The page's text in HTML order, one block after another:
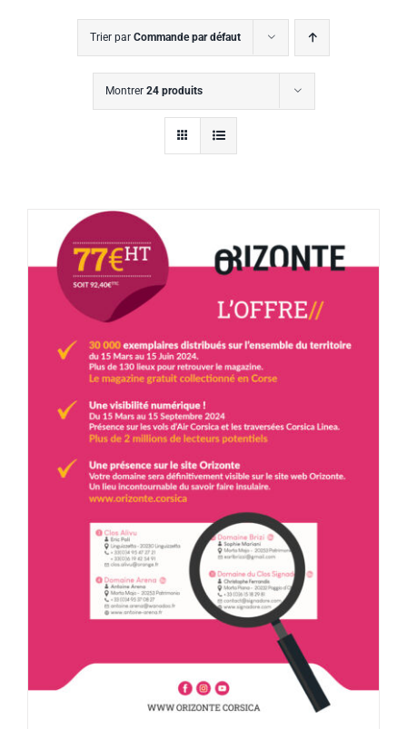
Trier par Commande par défaut
Montrer 24 produits